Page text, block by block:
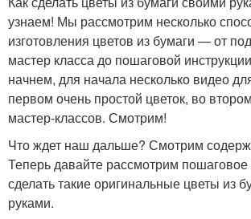
узнаем! Мы рассмотрим несколько
изготовления цветов из бумаги — от
мастер класса до пошаговой
начнем, для начала несколько видео
первом очень простой цветок, во
мастер-классов. Смотрим!
Что ждет наш дальше? Смотрим
Теперь давайте рассмотрим пошаговое
сделать такие оригинальные цветы из
руками.